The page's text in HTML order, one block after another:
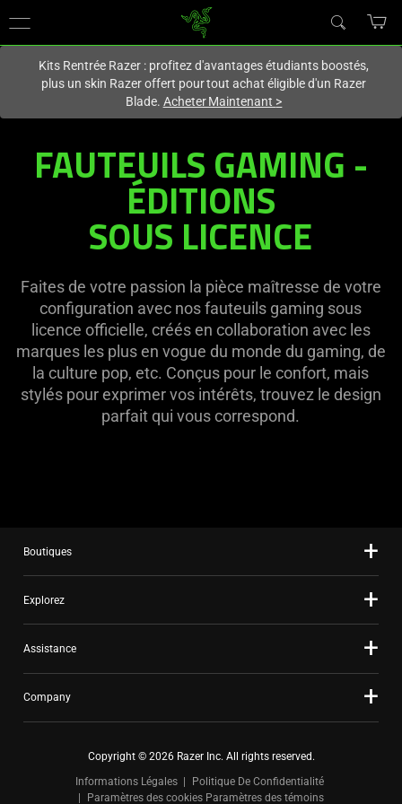
Vous êtes actuellement sur le site
Kits Rentrée Razer : profitez d'avantages étudiants boostés,
plus un skin Razer offert pour tout achat éligible d'un Razer
Blade. Acheter Maintenant >
FAUTEUILS GAMING -
ÉDITIONS
SOUS LICENCE
Faites de votre passion la pièce maîtresse de votre
configuration avec nos fauteuils gaming sous
licence officielle, créés en collaboration avec les
marques les plus en vogue du monde du gaming, de
la culture pop, etc. Conçus pour le confort, mais
stylés pour exprimer vos intérêts, trouvez le design
parfait qui vous correspond.
Boutiques
Explorez
Assistance
Company
Copyright © 2026 Razer Inc. All rights reserved.
Informations Légales
Politique De Confidentialité
Paramètres des cookies Paramètres des témoins